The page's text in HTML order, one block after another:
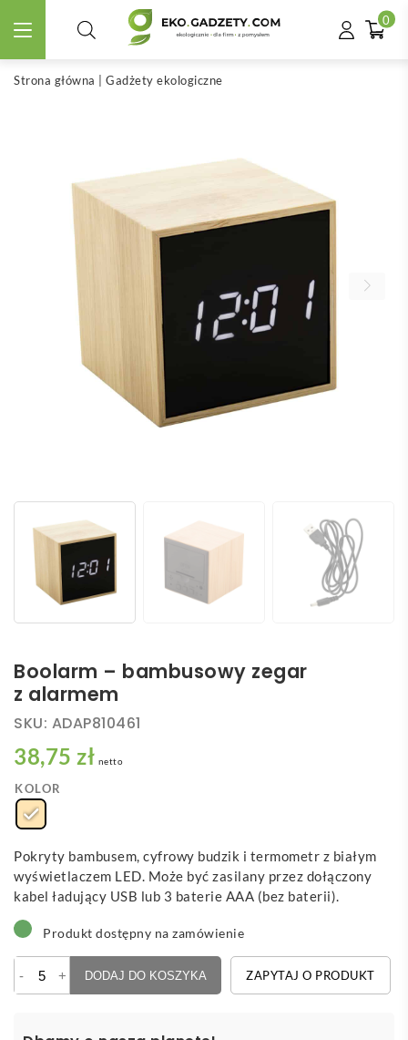
0
Strona główna Gadżety ekologiczne
Boolarm – bambusowy zegar
z alarmem
SKU: ADAP810461
38,75 zł netto
KOLOR
Pokryty bambusem, cyfrowy budzik i termometr z białym
wyświetlaczem LED. Może być zasilany przez dołączony
kabel ładujący USB lub 3 baterie AAA (bez baterii).
Produkt dostępny na zamówienie
-
Boolarm
+ DODAJ DO KOSZYKA ZAPYTAJ O PRODUKT